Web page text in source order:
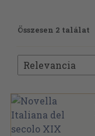
Összesen 2 találat